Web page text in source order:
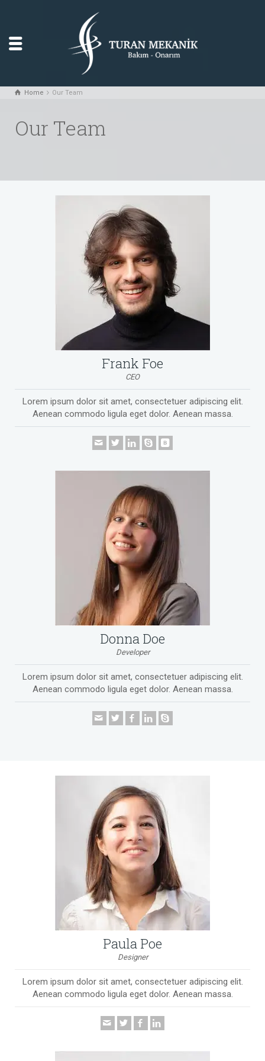
Home Our Team
Our Team
Frank Foe
CEO
Lorem ipsum dolor sit amet, consectetuer adipiscing elit.
Aenean commodo ligula eget dolor. Aenean massa.
Donna Doe
Developer
Lorem ipsum dolor sit amet, consectetuer adipiscing elit.
Aenean commodo ligula eget dolor. Aenean massa.
Paula Poe
Designer
Lorem ipsum dolor sit amet, consectetuer adipiscing elit.
Aenean commodo ligula eget dolor. Aenean massa.